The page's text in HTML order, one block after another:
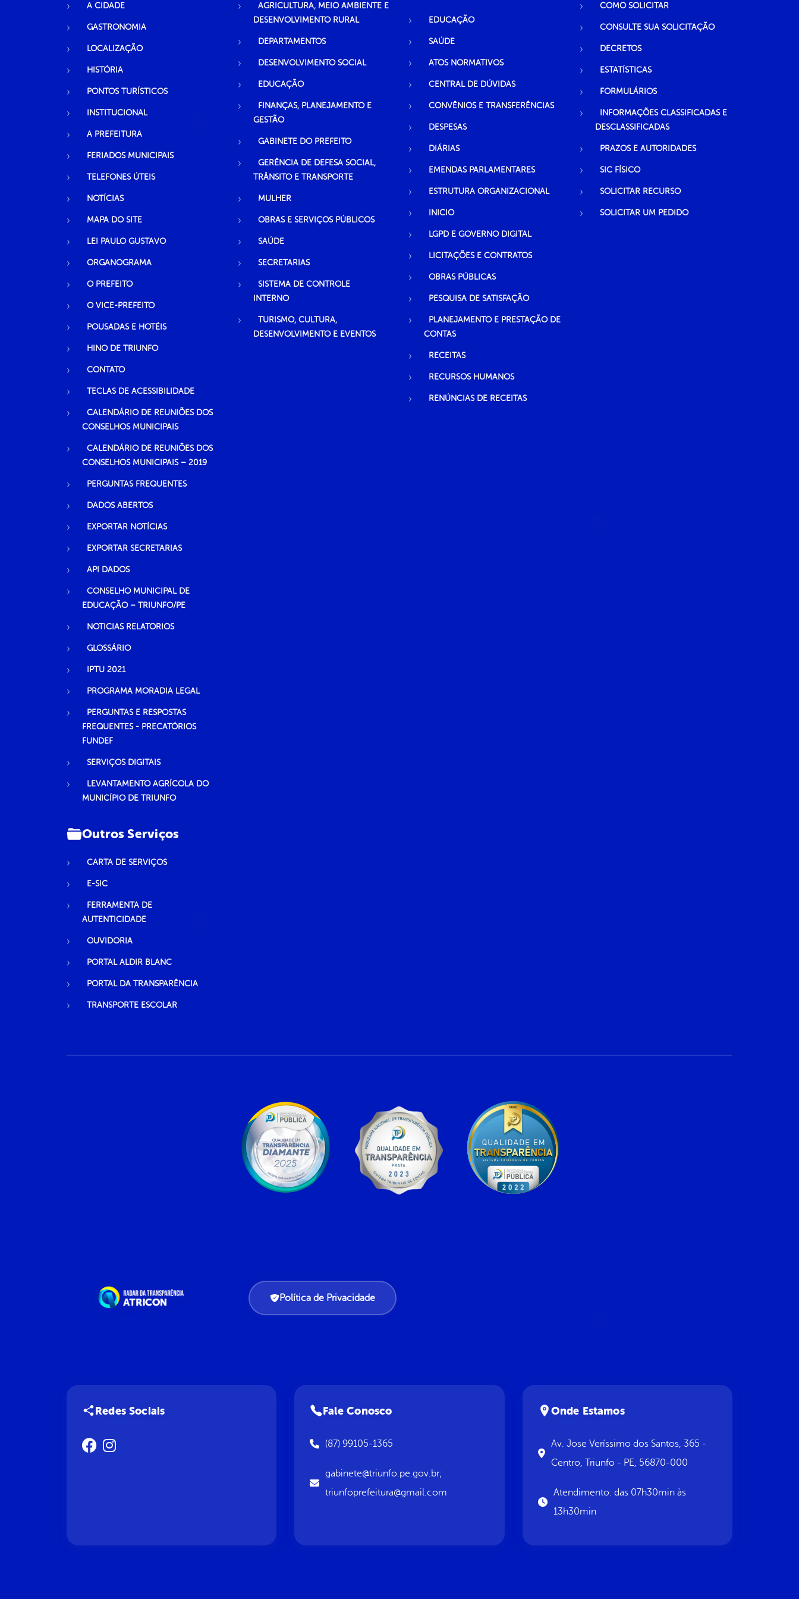
A CIDADE
GASTRONOMIA
LOCALIZAÇÃO
HISTÓRIA
PONTOS TURÍSTICOS
INSTITUCIONAL
A PREFEITURA
FERIADOS MUNICIPAIS
TELEFONES ÚTEIS
NOTÍCIAS
MAPA DO SITE
LEI PAULO GUSTAVO
ORGANOGRAMA
O PREFEITO
O VICE-PREFEITO
POUSADAS E HOTÉIS
HINO DE TRIUNFO
CONTATO
TECLAS DE ACESSIBILIDADE
CALENDÁRIO DE REUNIÕES DOS
CONSELHOS MUNICIPAIS
CALENDÁRIO DE REUNIÕES DOS
CONSELHOS MUNICIPAIS – 2019
PERGUNTAS FREQUENTES
DADOS ABERTOS
EXPORTAR NOTÍCIAS
EXPORTAR SECRETARIAS
API DADOS
CONSELHO MUNICIPAL DE
EDUCAÇÃO – TRIUNFO/PE
NOTICIAS RELATORIOS
GLOSSÁRIO
IPTU 2021
PROGRAMA MORADIA LEGAL
PERGUNTAS E RESPOSTAS
FREQUENTES - PRECATÓRIOS
FUNDEF
SERVIÇOS DIGITAIS
LEVANTAMENTO AGRÍCOLA DO
MUNICÍPIO DE TRIUNFO
AGRICULTURA, MEIO AMBIENTE E
DESENVOLVIMENTO RURAL
DEPARTAMENTOS
DESENVOLVIMENTO SOCIAL
EDUCAÇÃO
FINANÇAS, PLANEJAMENTO E
GESTÃO
GABINETE DO PREFEITO
GERÊNCIA DE DEFESA SOCIAL,
TRÂNSITO E TRANSPORTE
MULHER
OBRAS E SERVIÇOS PÚBLICOS
SAÚDE
SECRETARIAS
SISTEMA DE CONTROLE
INTERNO
TURISMO, CULTURA,
DESENVOLVIMENTO E EVENTOS
EDUCAÇÃO
SAÚDE
ATOS NORMATIVOS
CENTRAL DE DÚVIDAS
CONVÊNIOS E TRANSFERÊNCIAS
DESPESAS
DIÁRIAS
EMENDAS PARLAMENTARES
ESTRUTURA ORGANIZACIONAL
INICIO
LGPD E GOVERNO DIGITAL
LICITAÇÕES E CONTRATOS
OBRAS PÚBLICAS
PESQUISA DE SATISFAÇÃO
PLANEJAMENTO E PRESTAÇÃO DE
CONTAS
RECEITAS
RECURSOS HUMANOS
RENÚNCIAS DE RECEITAS
COMO SOLICITAR
CONSULTE SUA SOLICITAÇÃO
DECRETOS
ESTATÍSTICAS
FORMULÁRIOS
INFORMAÇÕES CLASSIFICADAS E
DESCLASSIFICADAS
PRAZOS E AUTORIDADES
SIC FÍSICO
SOLICITAR RECURSO
SOLICITAR UM PEDIDO
Outros Serviços
CARTA DE SERVIÇOS
E-SIC
FERRAMENTA DE
AUTENTICIDADE
OUVIDORIA
PORTAL ALDIR BLANC
PORTAL DA TRANSPARÊNCIA
TRANSPORTE ESCOLAR
Política de Privacidade
Redes Sociais Fale Conosco
(87) 99105-1365
gabinete@triunfo.pe.gov.br;
triunfoprefeitura@gmail.com
Onde Estamos
Av. Jose Veríssimo dos Santos, 365 -
Centro, Triunfo - PE, 56870-000
Atendimento: das 07h30min às
13h30min